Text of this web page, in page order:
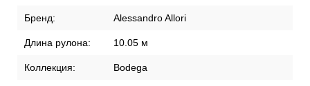
Бренд: Alessandro Allori
Длина рулона: 10.05 м
Коллекция: Bodega